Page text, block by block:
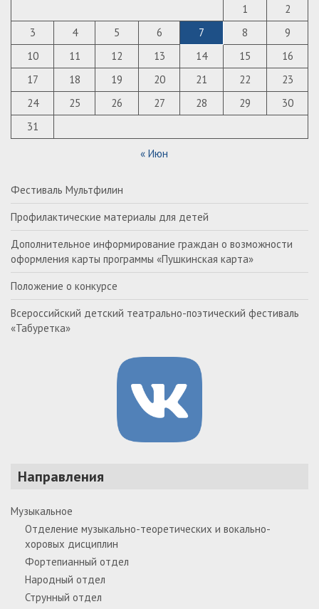
1
2
3
4 5 6 7 8
9
10
11 12 13 14 15
16
17
18 19 20 21 22
23
24
25 26 27 28 29
30
31
« Июн
Фестиваль Мультфилин
Профилактические материалы для детей
Дополнительное информирование граждан о возможности
оформления карты программы «Пушкинская карта»
Положение о конкурсе
Всероссийский детский театрально-поэтический фестиваль
«Табуретка»
Направления
Музыкальное
Отделение музыкально-теоретических и вокально-
хоровых дисциплин
Фортепианный отдел
Народный отдел
Струнный отдел